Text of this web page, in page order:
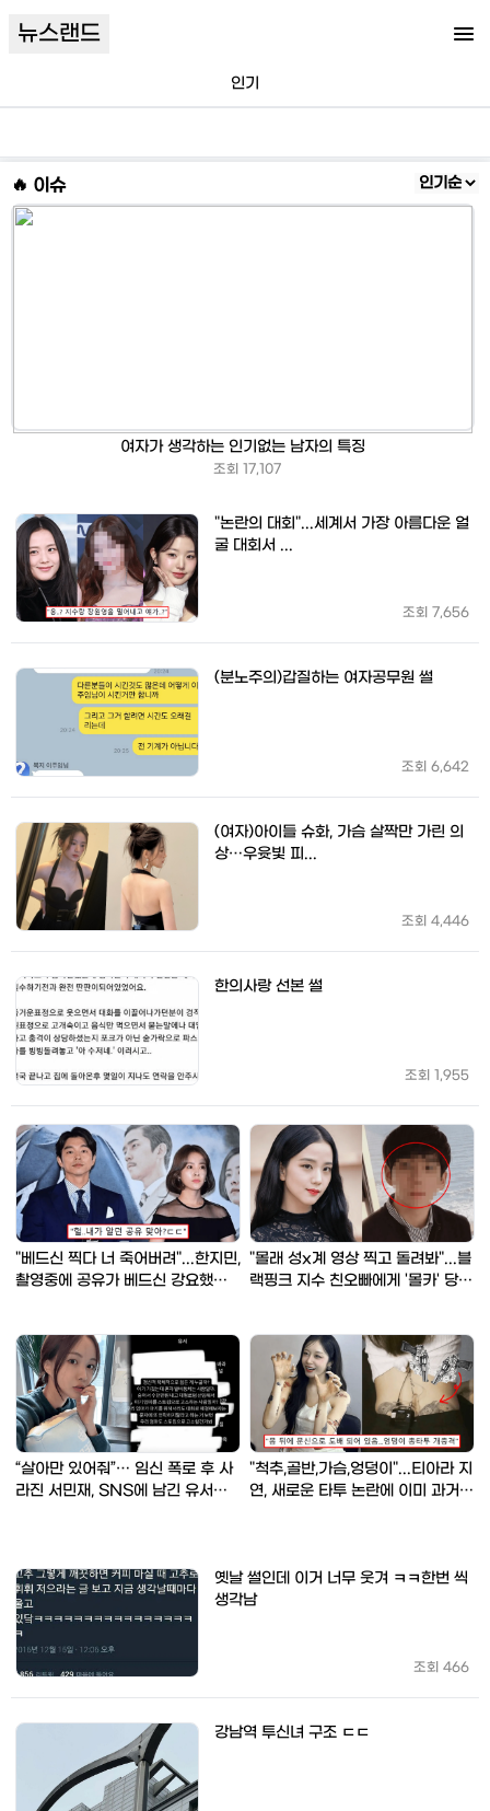
뉴스랜드
인기
🔥 이슈
여자가 생각하는 인기없는 남자의 특징
조회 17,107
"논란의 대회"...세계서 가장 아름다운 얼
굴 대회서 ...
조회 7,656
(분노주의)갑질하는 여자공무원 썰
조회 6,642
(여자)아이들 슈화, 가슴 살짝만 가린 의
상…우윳빛 피...
조회 4,446
한의사랑 선본 썰
조회 1,955
"베드신 찍다 너 죽어버려"...한지민,
촬영중에 공유가 베드신 강요했다
"몰래 성x계 영상 찍고 돌려봐"...블
랙핑크 지수 친오빠에게 '몰카' 당했
“살아만 있어줘”… 임신 폭로 후 사
라진 서민재, SNS에 남긴 유서의
"척추,골반,가슴,엉덩이"...티아라 지
연, 새로운 타투 논란에 이미 과거에
옛날 썰인데 이거 너무 웃겨 ㅋㅋ한번 씩
생각남
조회 466
강남역 투신녀 구조 ㄷㄷ